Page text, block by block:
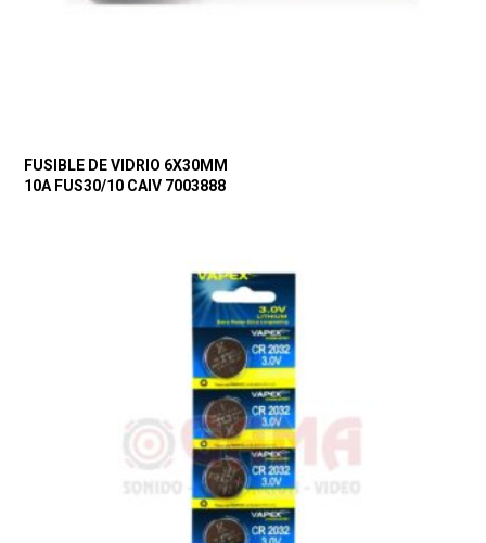
FUSIBLE DE VIDRIO 6X30MM
10A FUS30/10 CAIV 7003888